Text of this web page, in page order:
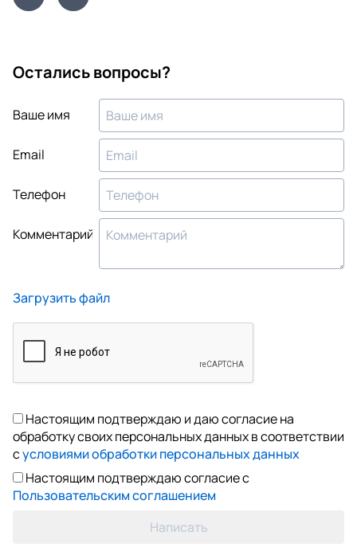
Остались вопросы?
Ваше имя
Email
Телефон
Комментарий
Загрузить файл
Настоящим подтверждаю и даю согласие на
обработку своих персональных данных в соответствии
сусловиями обработки персональных данных
Настоящим подтверждаю согласие с
Пользовательским соглашением
Написать